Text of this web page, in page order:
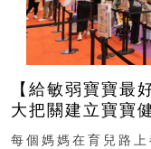
【給敏弱寶寶最
大把關建立寶寶
每個媽媽在育兒路